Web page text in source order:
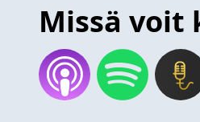
Missä voit